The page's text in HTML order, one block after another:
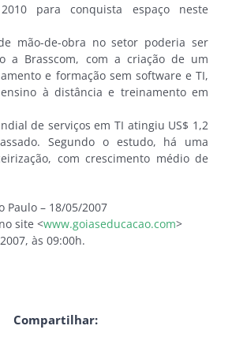
para conquista espaço neste
de-obra no setor poderia ser
a Brasscom, com a criação de um
e formação sem software e TI,
à distância e treinamento em
de serviços em TI atingiu US$ 1,2
Segundo o estudo, há uma
com crescimento médio de
Paulo – 18/05/2007
site <www.goiaseducacao.com>
às 09:00h.
Compartilhar: